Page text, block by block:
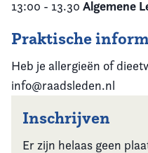
13:00 - 13.30 Algemene
Praktische
Heb je allergieën of
info@raadsleden.nl
Inschrijven
Er zijn helaas geen